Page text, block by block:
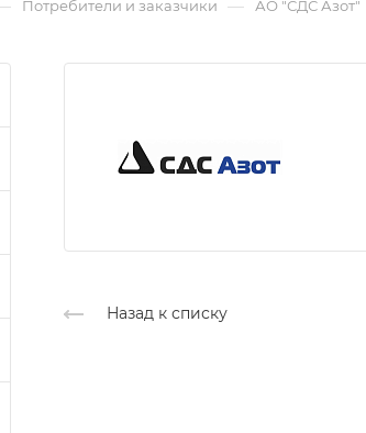
Потребители и заказчики — АО "СДС Азот"
Назад к списку